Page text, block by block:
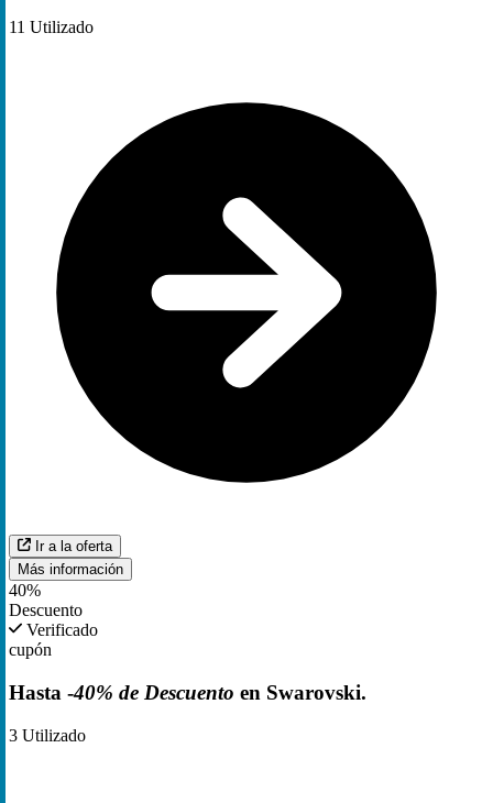
11 Utilizado
Ir a la oferta
Más información
40%
Descuento
Verificado
cupón
Hasta -40% de Descuento en Swarovski.
3 Utilizado